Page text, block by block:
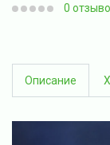
0
Описание